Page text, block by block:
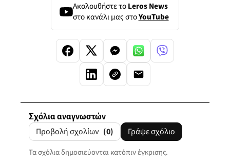
Ακολουθήστε τοLeros News
στο κανάλι μας στοYouTube
Σχόλια αναγνωστών
Προβολή σχολίων (0) Γράψε σχόλιο
Τα σχόλια δημοσιεύονται κατόπιν έγκρισης.